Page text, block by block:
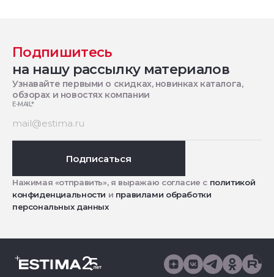
Подпишитесь
на нашу рассылку материалов
Узнавайте первыми о скидках, новинках каталога,
обзорах и новостях компании
E-MAIL*
Подписаться
Нажимая «отправить», я выражаю согласие с политикой
конфиденциальности и правилами обработки
персональных данных